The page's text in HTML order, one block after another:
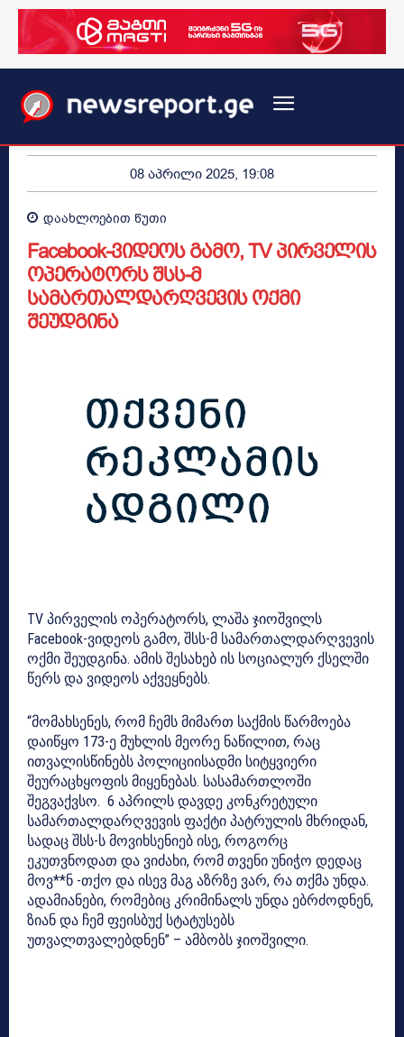
08 აპრილი 2025, 19:08
დაახლოებით წუთი
Facebook-ვიდეოს გამო, TV პირველის
ოპერატორს შსს-მ
სამართალდარღვევის ოქმი
შეუდგინა
TV პირველის ოპერატორს, ლაშა ჯიოშვილს
Facebook-ვიდეოს გამო, შსს-მ სამართალდარღვევის
ოქმი შეუდგინა. ამის შესახებ ის სოციალურ ქსელში
წერს და ვიდეოს აქვეყნებს.
“მომახსენეს, რომ ჩემს მიმართ საქმის წარმოება
დაიწყო 173-ე მუხლის მეორე ნაწილით, რაც
ითვალისწინებს პოლიციისადმი სიტყვიერი
შეურაცხყოფის მიყენებას. სასამართლოში
შეგვაქვსო. 6 აპრილს დავდე კონკრეტული
სამართალდარღვევის ფაქტი პატრულის მხრიდან,
სადაც შსს-ს მოვიხსენიებ ისე, როგორც
ეკუთვნოდათ და ვიძახი, რომ თვენი უნიჭო დედაც
მოვ**ნ -თქო და ისევ მაგ აზრზე ვარ, რა თქმა უნდა.
ადამიანები, რომებიც კრიმინალს უნდა ებრძოდნენ,
ზიან და ჩემ ფეისბუქ სტატუსებს
უთვალთვალებდნენ” – ამბობს ჯიოშვილი.